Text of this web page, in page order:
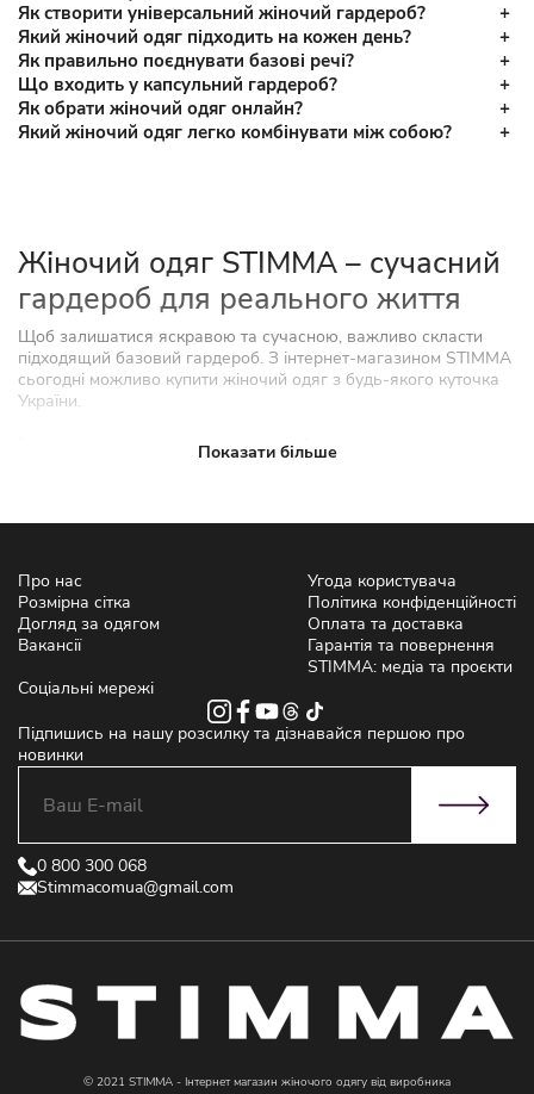
Як створити універсальний жіночий гардероб?
Який жіночий одяг підходить на кожен день?
Як правильно поєднувати базові речі?
Що входить у капсульний гардероб?
Як обрати жіночий одяг онлайн?
Який жіночий одяг легко комбінувати між собою?
Жіночий одяг STIMMA – сучасний
гардероб для реального життя
Щоб залишатися яскравою та сучасною, важливо скласти
підходящий базовий гардероб. З інтернет-магазином STIMMA
сьогодні можливо купити жіночий одяг з будь-якого куточка
України.
Інтернет-магазин жіночого одягу
Сьогодні все більше клієнток віддають перевагу онлайн-
великий вибір товарів;
приємні ціни;
вигідні акції та знижки;
зручний пошук потрібних моделей.
Інтернет-магазин жіночого одягу дозволяє суттєво
зекономити час і уникнути зайвого спілкування з
консультантами (якщо в цьому немає потреби). STIMMA дає
можливість створити сучасний жіночий гардероб, відповідний
до сезону.
Модний жіночий одяг, який легко
комбінувати
Створювати стильні жіночі образи простіше, ніж здається.
Поєднуйте об’єми. Облягаючий модний жіночий одяг
вдало виглядає із вільними фасонами.
Грайте з довжиною. Комбінуйте короткий та довгий одяг
Робіть акцент. Достатньо однієї яскравої деталі із
Показати більше
Про нас
Розмірна сітка
Догляд за одягом
Вакансії
Угода користувача
Політика конфіденційності
Оплата та доставка
Гарантія та повернення
STIMMA: медіа та проєкти
Соціальні мережі
Підпишись на нашу розсилку та дізнавайся першою про
новинки
0 800 300 068
Stimmacomua@gmail.com
© 2021 STIMMA - Інтернет магазин жіночого одягу від виробника